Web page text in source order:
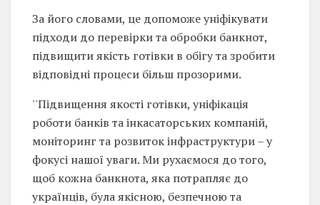
За його словами, це допоможе уніфікувати
підходи до перевірки та обробки банкнот,
підвищити якість готівки в обігу та зробити
відповідні процеси більш прозорими.
''Підвищення якості готівки, уніфікація
роботи банків та інкасаторських компаній,
моніторинг та розвиток інфраструктури – у
фокусі нашої уваги. Ми рухаємося до того,
щоб кожна банкнота, яка потрапляє до
українців, була якісною, безпечною та